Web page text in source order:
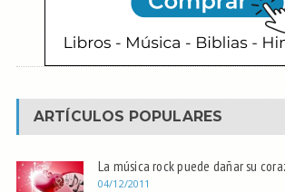
ARTÍCULOS POPULARES
La música rock puede dañar su
04/12/2011